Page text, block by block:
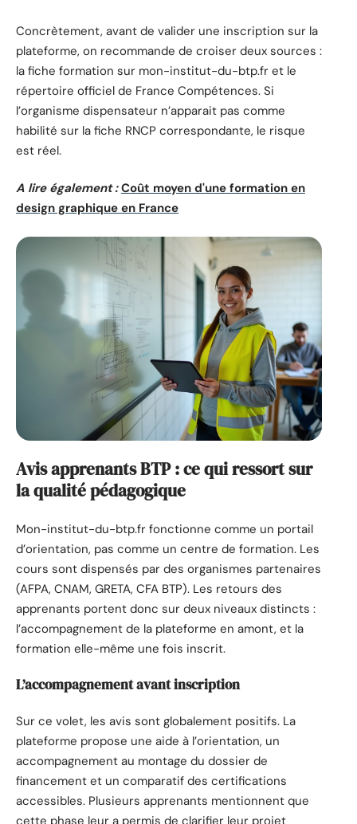
Concrètement, avant de valider une inscription sur la
plateforme, on recommande de croiser deux sources :
la fiche formation sur mon-institut-du-btp.fr et le
répertoire officiel de France Compétences. Si
l’organisme dispensateur n’apparait pas comme
habilité sur la fiche RNCP correspondante, le risque
est réel.
A lire également : Coût moyen d'une formation en
design graphique en France
Avis apprenants BTP : ce qui ressort sur
la qualité pédagogique
Mon-institut-du-btp.fr fonctionne comme un portail
d’orientation, pas comme un centre de formation. Les
cours sont dispensés par des organismes partenaires
(AFPA, CNAM, GRETA, CFA BTP). Les retours des
apprenants portent donc sur deux niveaux distincts :
l’accompagnement de la plateforme en amont, et la
formation elle-même une fois inscrit.
L’accompagnement avant inscription
Sur ce volet, les avis sont globalement positifs. La
plateforme propose une aide à l’orientation, un
accompagnement au montage du dossier de
financement et un comparatif des certifications
accessibles. Plusieurs apprenants mentionnent que
cette phase leur a permis de clarifier leur projet